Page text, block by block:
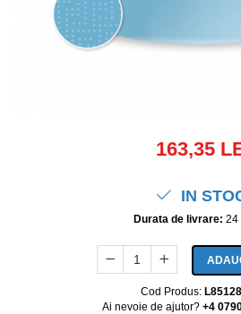
163,35
IN
Durata de livrare: 24
Cod Produs:
Ai nevoie de ajutor? +4